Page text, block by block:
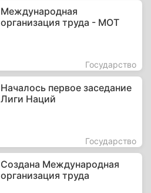
Международная
организация труда - МОТ
Государство
Началось первое заседание
Лиги Наций
Государство
Создана Международная
организация труда